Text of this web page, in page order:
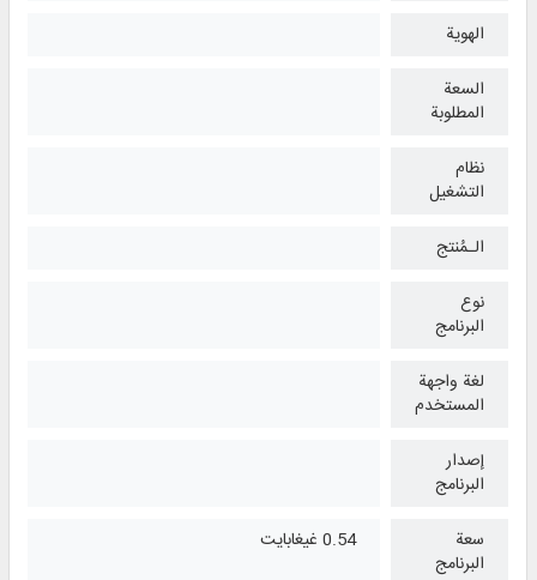
الهوية
السعة
المطلوبة
نظام
التشغیل
الـمُنتج
نوع
البرنامج
لغة واجهة
المستخدم
إصدار
البرنامج
سعة
البرنامج
0.54 غيغابايت